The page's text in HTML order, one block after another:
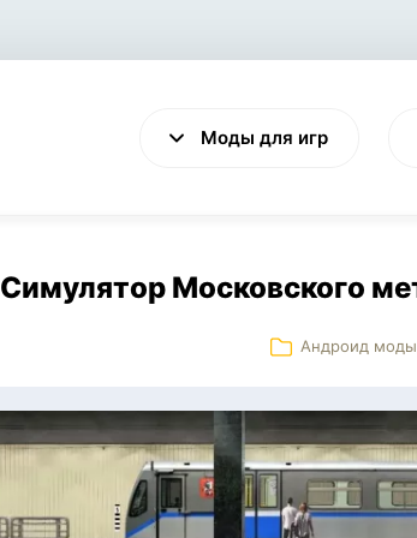
Моды для игр
VALHEIM
Симулятор Московского
Андроид моды